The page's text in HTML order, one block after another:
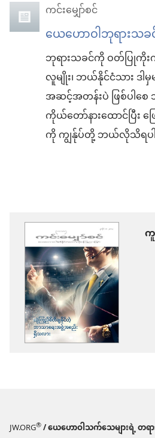
ကင်းမျှော်စင်
ယေဟောဝါဘုရားသခ
ဘုရားသခင်ကို ဝတ်ပြု
လူမျိုး၊ ဘယ်နိုင်ငံသား
အဆင့်အတန်းပဲ ဖြစ်ပါ
ကိုယ်တော်နားထောင်ပြီး ဖ
ကို ကျွန်ုပ်တို့ ဘယ်လိုသိရပ
ကူ
JW.ORG®/ ယေဟောဝါသက်သေများရဲ့ တ